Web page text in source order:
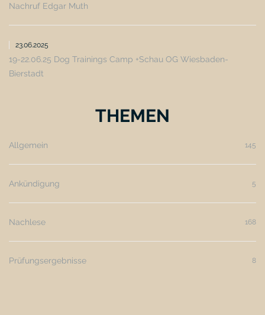
Nachruf Edgar Muth
23.06.2025
19-22.06.25 Dog Trainings Camp +Schau OG Wiesbaden-
Bierstadt
THEMEN
Allgemein 145
Ankündigung 5
Nachlese 168
Prüfungsergebnisse 8